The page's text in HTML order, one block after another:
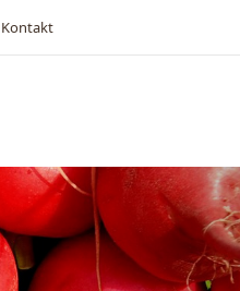
Kontakt